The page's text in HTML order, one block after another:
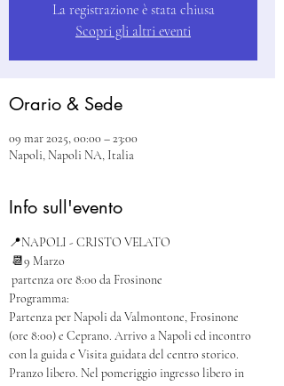
La registrazione è stata chiusa
Scopri gli altri eventi
Orario & Sede
09 mar 2025, 00:00 – 23:00
Napoli, Napoli NA, Italia
Info sull'evento
📍NAPOLI - CRISTO VELATO
📆9 Marzo
partenza ore 8:00 da Frosinone
Programma:
Partenza per Napoli da Valmontone, Frosinone
(ore 8:00) e Ceprano. Arrivo a Napoli ed incontro
con la guida e Visita guidata del centro storico.
Pranzo libero. Nel pomeriggio ingresso libero in